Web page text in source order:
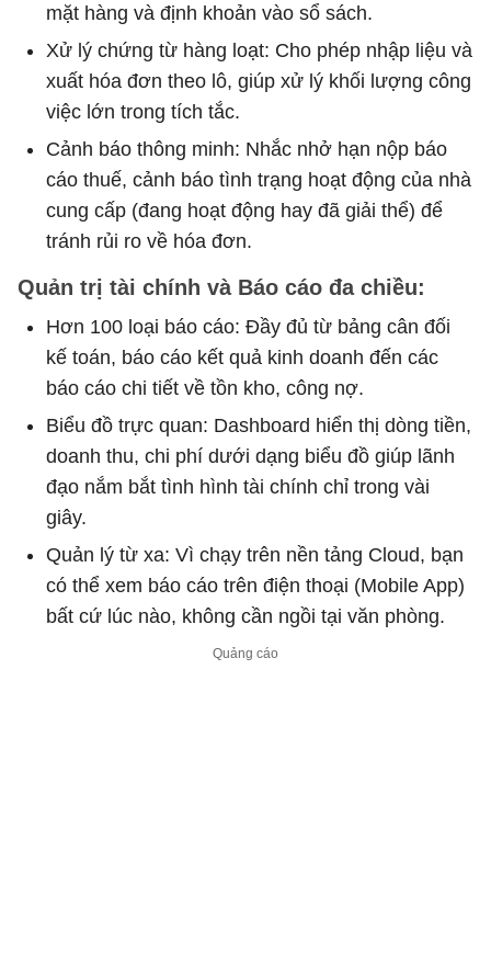
mặt hàng và định khoản vào sổ sách.
Xử lý chứng từ hàng loạt: Cho phép nhập liệu và
xuất hóa đơn theo lô, giúp xử lý khối lượng công
việc lớn trong tích tắc.
Cảnh báo thông minh: Nhắc nhở hạn nộp báo
cáo thuế, cảnh báo tình trạng hoạt động của nhà
cung cấp (đang hoạt động hay đã giải thể) để
tránh rủi ro về hóa đơn.
Quản trị tài chính và Báo cáo đa chiều:
Hơn 100 loại báo cáo: Đầy đủ từ bảng cân đối
kế toán, báo cáo kết quả kinh doanh đến các
báo cáo chi tiết về tồn kho, công nợ.
Biểu đồ trực quan: Dashboard hiển thị dòng tiền,
doanh thu, chi phí dưới dạng biểu đồ giúp lãnh
đạo nắm bắt tình hình tài chính chỉ trong vài
giây.
Quản lý từ xa: Vì chạy trên nền tảng Cloud, bạn
có thể xem báo cáo trên điện thoại (Mobile App)
bất cứ lúc nào, không cần ngồi tại văn phòng.